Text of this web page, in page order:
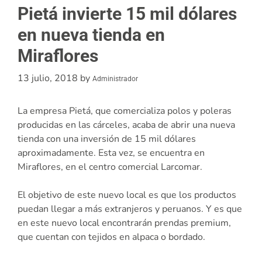
Pietá invierte 15 mil dólares
en nueva tienda en
Miraflores
13 julio, 2018 by Administrador
La empresa Pietá, que comercializa polos y poleras
producidas en las cárceles, acaba de abrir una nueva
tienda con una inversión de 15 mil dólares
aproximadamente. Esta vez, se encuentra en
Miraflores, en el centro comercial Larcomar.
El objetivo de este nuevo local es que los productos
puedan llegar a más extranjeros y peruanos. Y es que
en este nuevo local encontrarán prendas premium,
que cuentan con tejidos en alpaca o bordado.